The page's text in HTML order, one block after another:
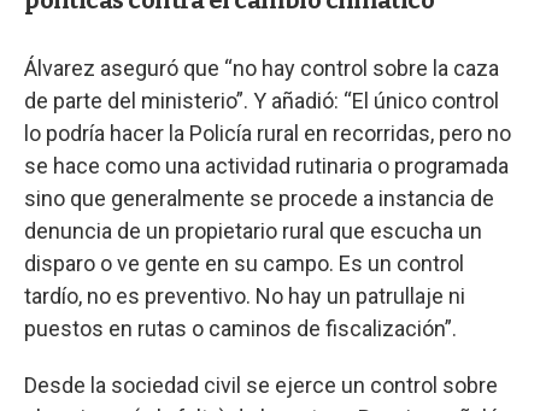
Álvarez aseguró que “no hay control sobre la caza
de parte del ministerio”. Y añadió: “El único control
lo podría hacer la Policía rural en recorridas, pero no
se hace como una actividad rutinaria o programada
sino que generalmente se procede a instancia de
denuncia de un propietario rural que escucha un
disparo o ve gente en su campo. Es un control
tardío, no es preventivo. No hay un patrullaje ni
puestos en rutas o caminos de fiscalización”.
Desde la sociedad civil se ejerce un control sobre